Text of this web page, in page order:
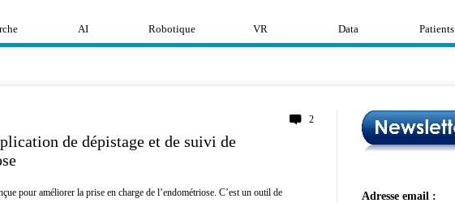
AI Robotique VR Data Patients
2
de dépistage et de suivi de
pour améliorer la prise en charge de l’endométriose. C’est un outil de
Adresse email :